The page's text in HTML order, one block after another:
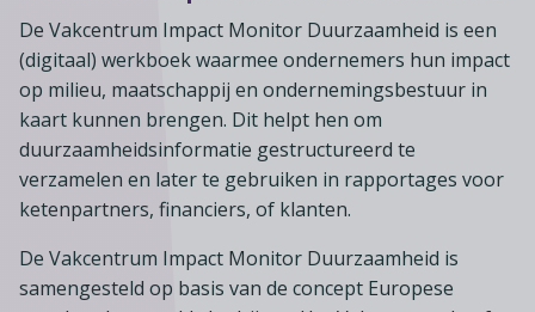
De Vakcentrum Impact Monitor Duurzaamheid is een
(digitaal) werkboek waarmee ondernemers hun impact
op milieu, maatschappij en ondernemingsbestuur in
kaart kunnen brengen. Dit helpt hen om
duurzaamheidsinformatie gestructureerd te
verzamelen en later te gebruiken in rapportages voor
ketenpartners, financiers, of klanten.
De Vakcentrum Impact Monitor Duurzaamheid is
samengesteld op basis van de concept Europese